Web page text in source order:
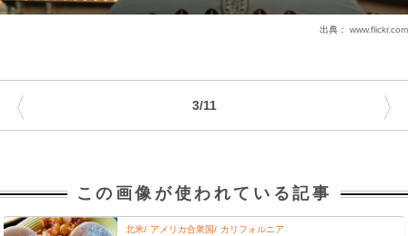
出典： www.flickr.com
3/11
〈 〉
この画像が使われている記事
北米 アメリカ合衆国 カリフォルニア